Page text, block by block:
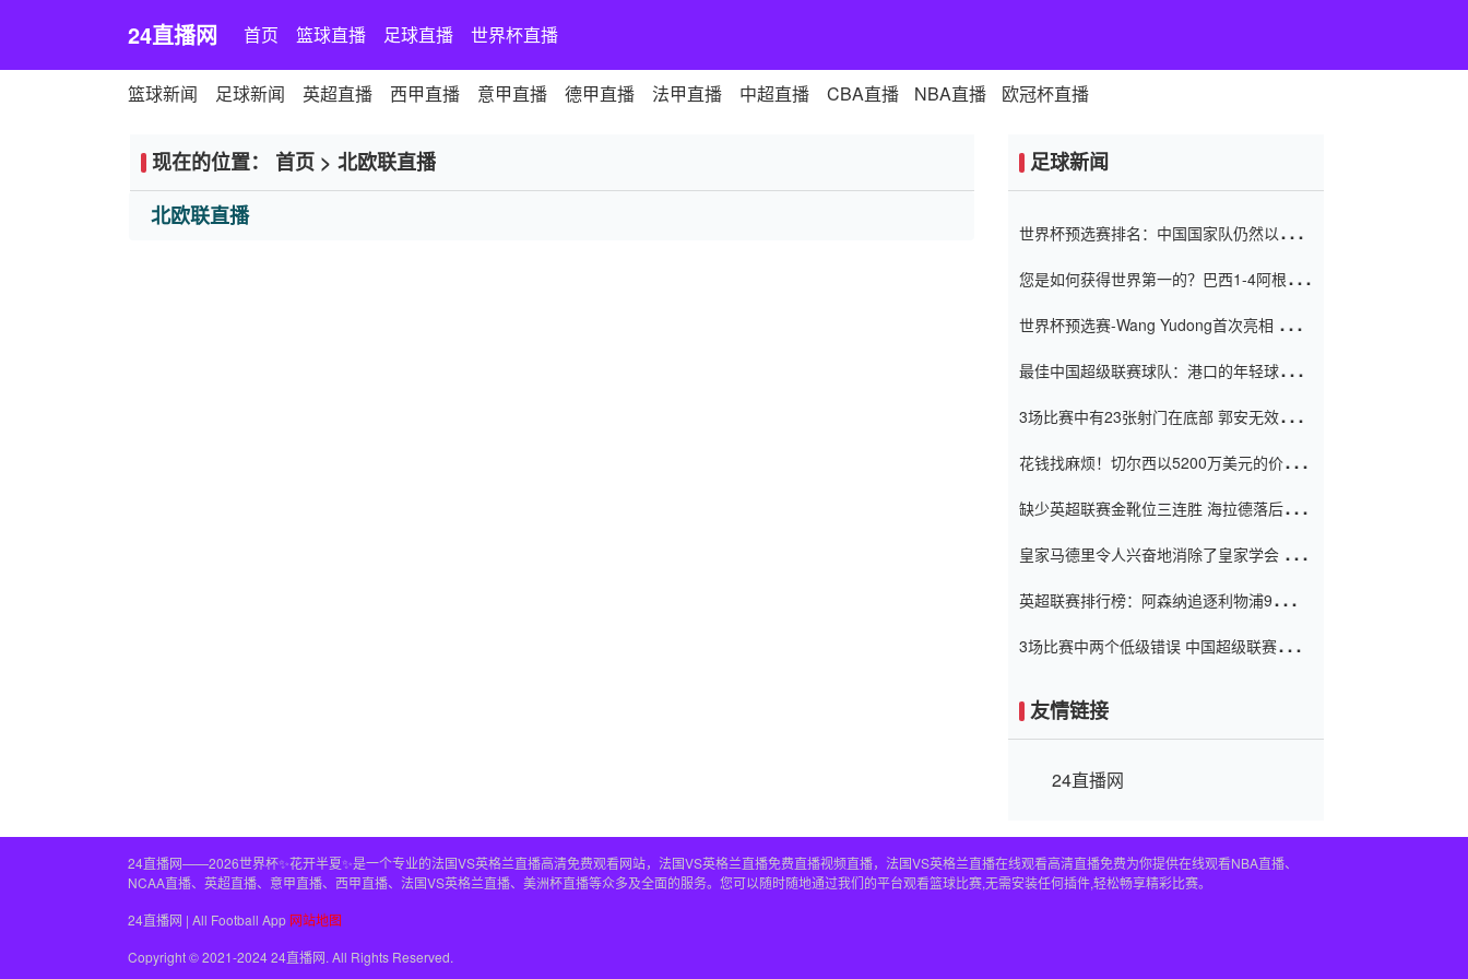
24直播网 首页 篮球直播 足球直播 世界杯直播
篮球新闻 足球新闻 英超直播 西甲直播 意甲直播 德甲直播 法甲直播 中超直播 CBA直播 NBA直播 欧冠杯直播
现在的位置： 首页 > 北欧联直播
北欧联直播
足球新闻
世界杯预选赛排名：中国国家队仍然以6分
您是如何获得世界第一的？巴西1-4阿根
世界杯预选赛-Wang Yudong首次亮相 中国
最佳中国超级联赛球队：港口的年轻球员在
（Taishan）
3场比赛中有23张射门在底部 郭安无效传球
花钱找麻烦！切尔西以5200万美元的价格
窗口
缺少英超联赛金靴位三连胜 海拉德落后6球
皇家马德里令人兴奋地消除了皇家学会 安
英超联赛排行榜：阿森纳追逐利物浦9分 曼
3场比赛中两个低级错误 中国超级联赛的前
友情链接
24直播网
24直播网——2026世界杯✨花开半夏✨是一个专业的法国VS英格兰直播高清免费观看网站，法国VS英格兰直播免费直播视频直播，法国VS英格兰直播在线观看高清直播免费为你提供在线观看NBA直播、
NCAA直播、英超直播、意甲直播、西甲直播、法国VS英格兰直播、美洲杯直播等众多及全面的服务。您可以随时随地通过我们的平台观看篮球比赛,无需安装任何插件,轻松畅享精彩比赛。
24直播网 | All Football App 网站地图
Copyright © 2021-2024 24直播网. All Rights Reserved.